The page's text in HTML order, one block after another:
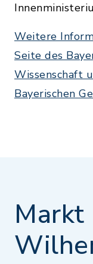
Weitere
Seite des
Wissenschaft
Bayerischen
Markt